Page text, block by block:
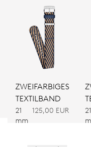
ZWEIFARBIGES
TEXTILBAND
21
mm
125,00 EUR
21